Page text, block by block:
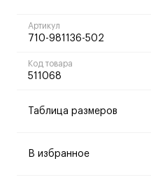
Артикул
710-981136-502
Код товара
511068
Таблица размеров
В избранное